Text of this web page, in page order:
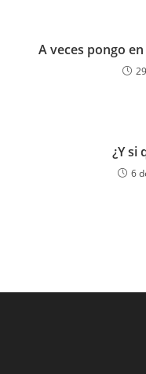
A veces pongo
¿Y si
6